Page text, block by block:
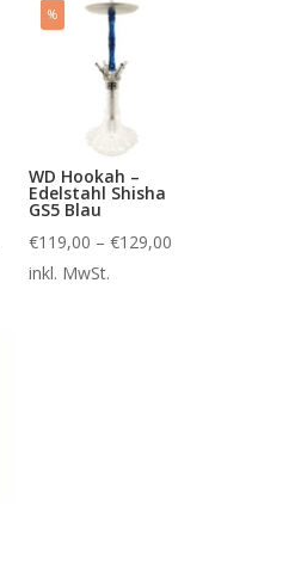
%
WD Hookah –
Edelstahl Shisha
GS5 Blau
€119,00 –€129,00
inkl. MwSt.